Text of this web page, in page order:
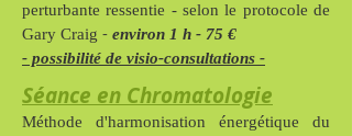
perturbante ressentie - selon le protocole de
Gary Craig - environ 1 h - 75 €
- possibilité de visio-consultations -
Séance en Chromatologie
Méthode d'harmonisation énergétique du